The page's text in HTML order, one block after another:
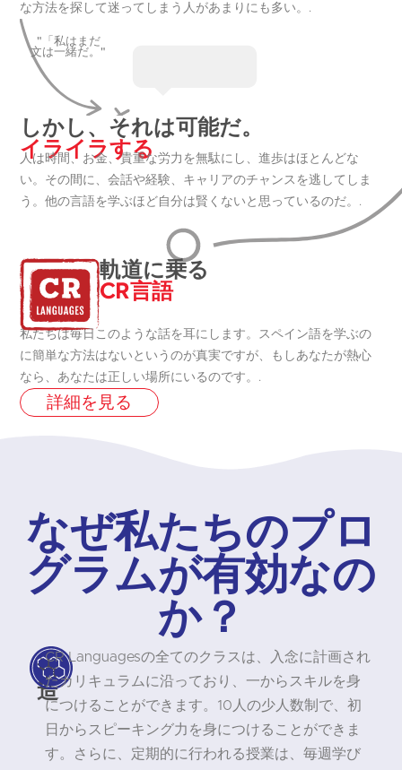
な方法を探して迷ってしまう人があまりにも多い。.
"「私はまだ
文は一緒だ。"
しかし、それは可能だ。
イライラする
人は時間、お金、貴重な労力を無駄にし、進歩はほとんどな
い。その間に、会話や経験、キャリアのチャンスを逃してしま
う。他の言語を学ぶほど自分は賢くないと思っているのだ。.
軌道に乗る
CR言語
私たちは毎日このような話を耳にします。スペイン語を学ぶの
に簡単な方法はないというのが真実ですが、もしあなたが熱心
なら、あなたは正しい場所にいるのです。.
詳細を見る
なぜ私たちのプロ
グラムが有効なの
か？
構
造
CR Languagesの全てのクラスは、入念に計画され
たカリキュラムに沿っており、一からスキルを身
につけることができます。10人の少人数制で、初
日からスピーキング力を身につけることができま
す。さらに、定期的に行われる授業は、毎週学び